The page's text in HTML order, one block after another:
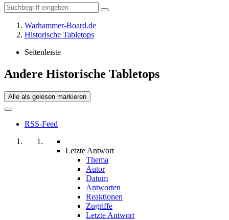
Warhammer-Board.de
Historische Tabletops
Seitenleiste
Andere Historische Tabletops
Alle als gelesen markieren
RSS-Feed
Letzte Antwort
Thema
Autor
Datum
Antworten
Reaktionen
Zugriffe
Letzte Antwort